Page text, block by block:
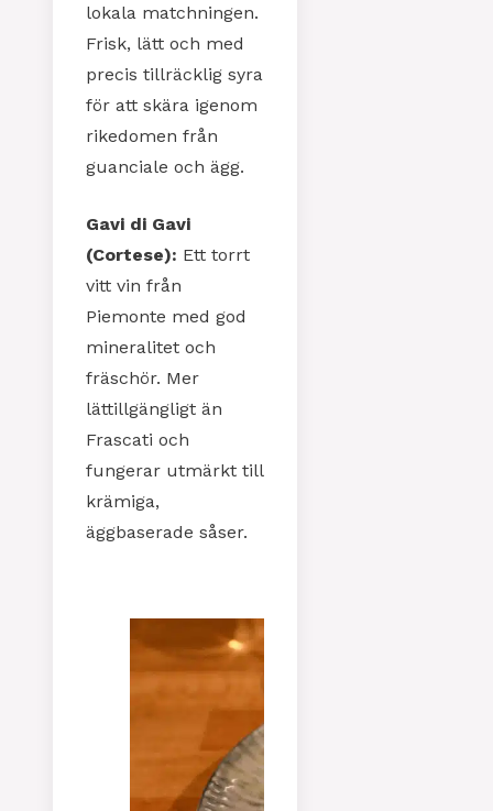
lokala matchningen.
Frisk, lätt och med
precis tillräcklig syra
för att skära igenom
rikedomen från
guanciale och ägg.
Gavi di Gavi
(Cortese): Ett torrt
vitt vin från
Piemonte med god
mineralitet och
fräschör. Mer
lättillgängligt än
Frascati och
fungerar utmärkt till
krämiga,
äggbaserade såser.